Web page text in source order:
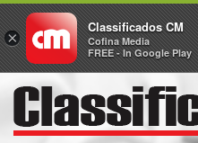
×
Classificados CM
Cofina Media
FREE - In Google Play